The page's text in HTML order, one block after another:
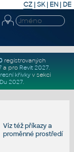
CZ | SK| EN | DE
registrovaných
a pro Revit 2027.
křivkyv sekci
2027.
Viz téžpříkazya
proměnné prostředí